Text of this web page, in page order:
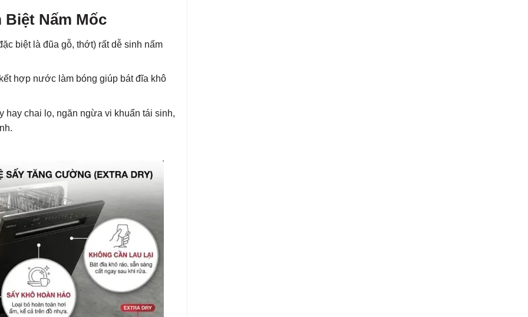
Biệt Nấm Mốc
biệt là đũa gỗ, thớt) rất dễ sinh nấm
hợp nước làm bóng giúp bát đĩa khô
chai lọ, ngăn ngừa vi khuẩn tái sinh,